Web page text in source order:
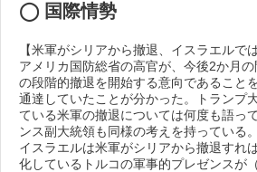
◯ 国際情勢
【米軍がシリアから撤退、イスラエルで
アメリカ国防総省の高官が、今後2か月
の段階的撤退を開始する意向であること
通達していたことが分かった。トランプ
ている米軍の撤退については何度も語っ
ンス副大統領も同様の考えを持っている。
イスラエルは米軍がシリアから撤退すれ
化しているトルコの軍事的プレゼンスが